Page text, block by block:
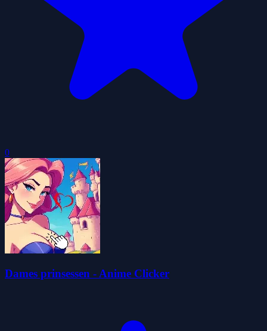
0
Dames prinsessen - Anime Clicker